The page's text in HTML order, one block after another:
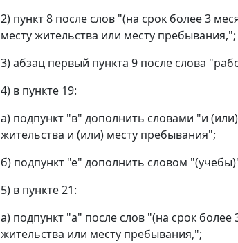
2) пункт 8 после слов "(на срок более 3
месту жительства или месту пребывания,";
3) абзац первый пункта 9 после слова
4) в пункте 19:
а) подпункт "в" дополнить словами "и
жительства и (или) месту пребывания";
б) подпункт "е" дополнить словом
5) в пункте 21:
а) подпункт "а" после слов "(на срок
жительства или месту пребывания,";